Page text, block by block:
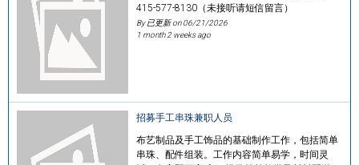
415-577-8130（未接听请短信留言）
By 已更新 on06/21/2026
1 month 2 weeks ago
招募手工串珠兼职人员
布艺制品及手工饰品的基础制作工作，包括简单
串珠、配件组装。工作内容简单易学，时间灵